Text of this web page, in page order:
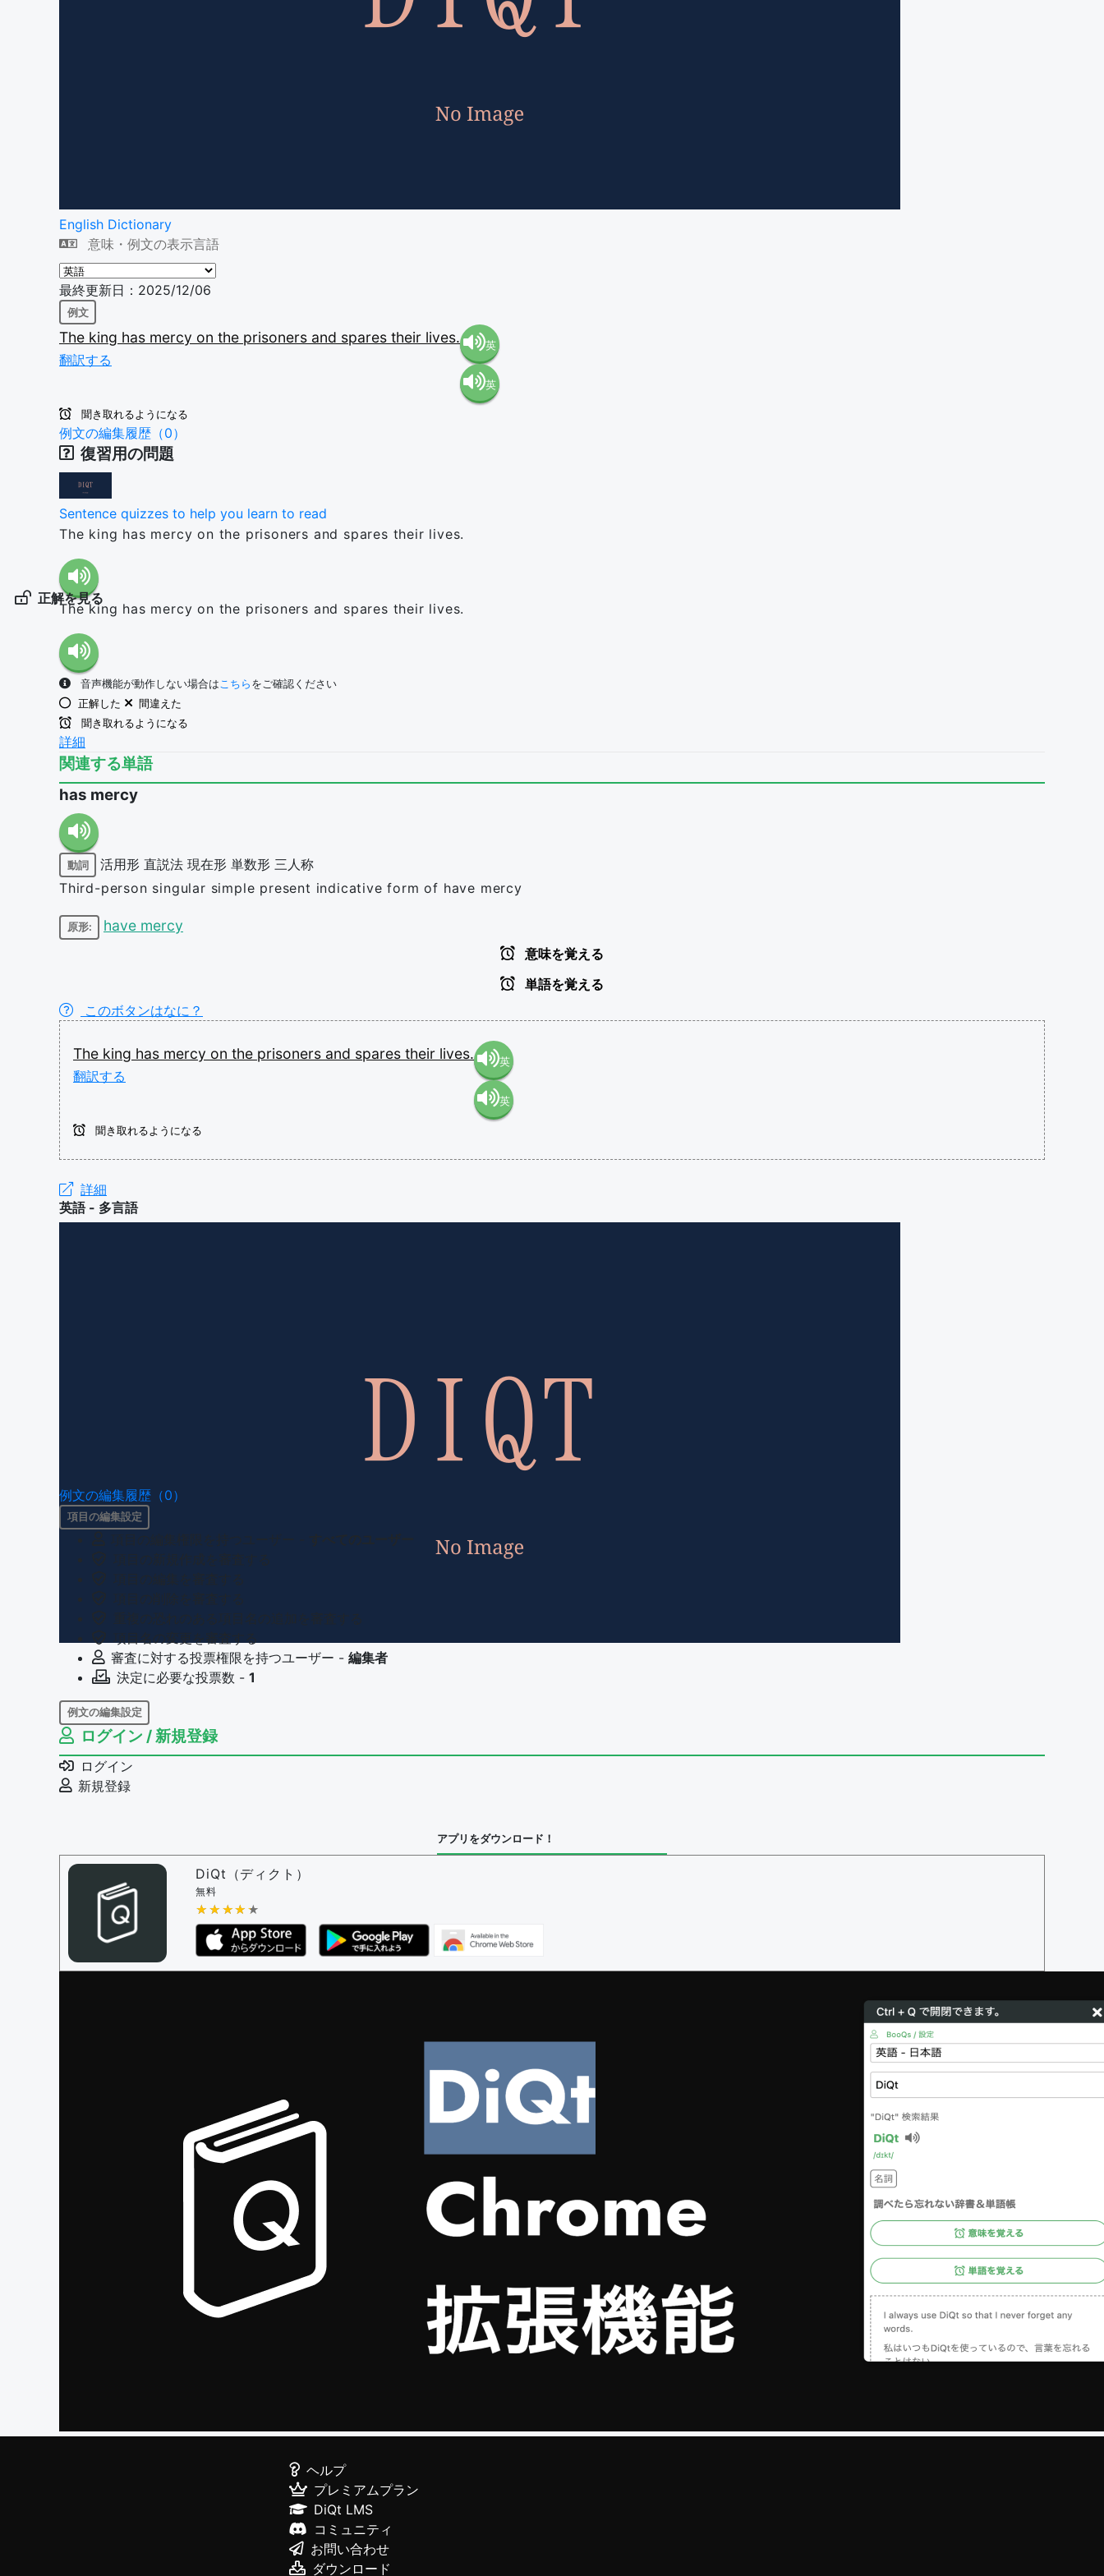
English Dictionary
意味・例文の表示言語
最終更新日：2025/12/06
例文
The king has mercy on the prisoners and spares their lives.
翻訳する
英
語（米
英
聞き取れるようになる
例文の編集履歴（0）
復習用の問題
Sentence quizzes to help you learn to read
The king has mercy on the prisoners and spares their lives.
正解を見る
The king has mercy on the prisoners and spares their lives.
音声機能が動作しない場合はこちら をご確認ください
正解した
間違えた
聞き取れるようになる
詳細
関連する単語
has mercy
動詞 活用形 直説法 現在形 単数形 三人称
Third-person singular simple present indicative form of have mercy
原形: have mercy
意味を覚える
単語を覚える
このボタンはなに？
The king has mercy on the prisoners and spares their lives.
翻訳する
英
語（米
英
聞き取れるようになる
詳細
英語 - 多言語
例文の編集履歴（0）
項目の編集設定
審査に対する投票権限を持つユーザー - 編集者
決定に必要な投票数 - 1
例文の編集設定
例文の編集権限を持つユーザー -
例文の削除を審査する
審査に対する投票権限を持つユーザー -
決定に必要な投票数 -
問題の編集権限を持つユーザー -すべてのユーザー
審査に対する投票権限を持つユーザー -
決定に必要な投票数 -
編集ガイドライン
ログイン / 新規登録
ログイン
新規登録
アプリをダウンロード！
DiQt（ディクト）
無料
★★★★★
★★★★★
ヘルプ
プレミアムプラン
DiQt LMS
コミュニティ
お問い合わせ
ダウンロード